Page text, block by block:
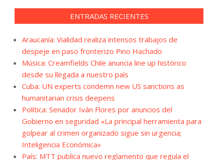
ENTRADAS RECIENTES
Araucanía: Vialidad realiza intensos trabajos de
despeje en paso fronterizo Pino Hachado
Música: Creamfields Chile anuncia line up histórico
desde su llegada a nuestro país
Cuba: UN experts condemn new US sanctions as
humanitarian crisis deepens
Política: Senador Iván Flores por anuncios del
Gobierno en seguridad «La principal herramienta para
golpear al crimen organizado sigue sin urgencia;
Inteligencia Económica»
País: MTT publica nuevo reglamento que regula el